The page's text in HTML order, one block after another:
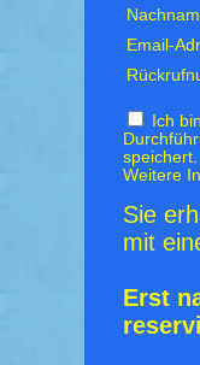
Email-
Ich
Weitere
Sie
mit
Erst